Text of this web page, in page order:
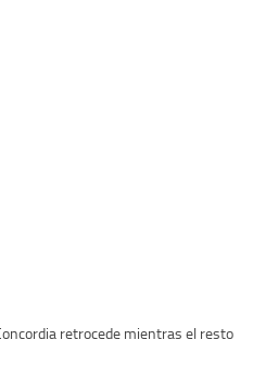
retrocede mientras el resto